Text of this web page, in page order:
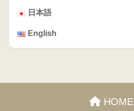
日本語
English
HOME